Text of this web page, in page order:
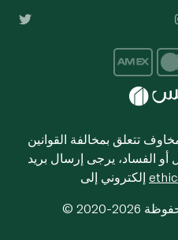
تتعلق بمخالفة القوانين
أو الفساد، يرجى إرسال بريد
محفوظة